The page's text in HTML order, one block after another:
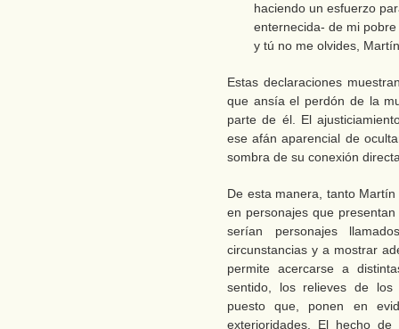
haciendo un esfuerzo
enternecida- de mi
y tú no me olvides,
Estas declaraciones
que ansía el perdón de la
parte de él. El
ese afán aparencial de
sombra de su conexión
De esta manera, tanto
en personajes que
serían personajes
circunstancias y a mostrar
permite acercarse a
sentido, los relieves de los
puesto que, ponen en
exterioridades. El hecho